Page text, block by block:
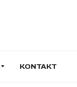
KONTAKT